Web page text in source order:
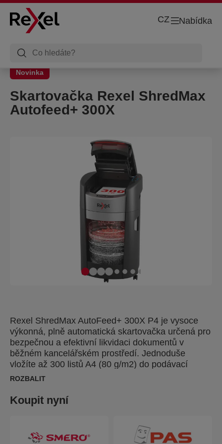
Nabídka
CZ
Novinka
Skartovačka Rexel ShredMax
Autofeed+ 300X
Rexel ShredMax AutoFeed+ 300X P4 je vysoce
výkonná, plně automatická skartovačka určená pro
bezpečnou a efektivní likvidaci dokumentů v
běžném kancelářském prostředí. Jednoduše
vložíte až 300 listů A4 (80 g/m2) do podávací
komory, zavřete víko a skartovačka vložené papíry
Kompaktní a přitom výkonná skartovačka je ideální
pro každodenní skartování důvěrných dokumentů v
Tato skartovačka s křížovým řezem je vybavena
ROZBALIT
Koupit nyní